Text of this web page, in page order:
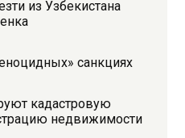
из Узбекистана
санкциях
кадастровую
недвижимости